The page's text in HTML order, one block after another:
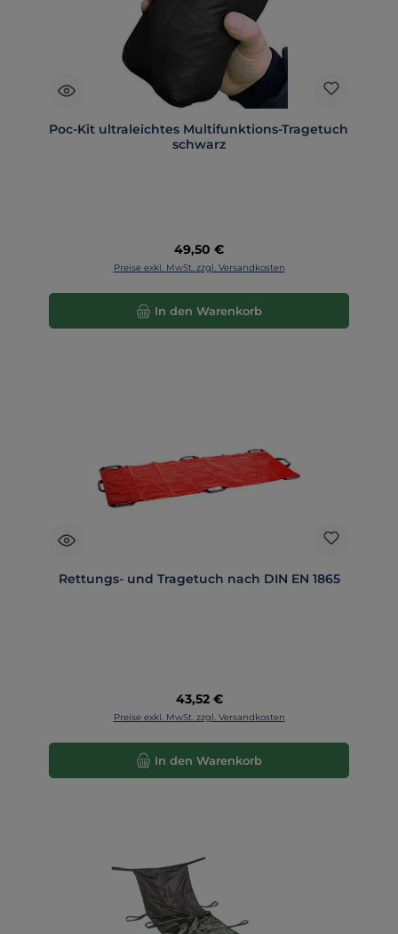
Poc-Kit ultraleichtes Multifunktions-Tragetuch
schwarz
Regulärer Preis:
49,50 €
Preise exkl. MwSt. zzgl. Versandkosten
In den Warenkorb
Rettungs- und Tragetuch nach DIN EN 1865
Regulärer Preis:
43,52 €
Preise exkl. MwSt. zzgl. Versandkosten
In den Warenkorb